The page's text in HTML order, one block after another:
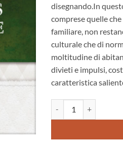
disegnando.In
comprese quelle
familiare, non
culturale che di
moltitudine di
divieti e impulsi,
caratteristica